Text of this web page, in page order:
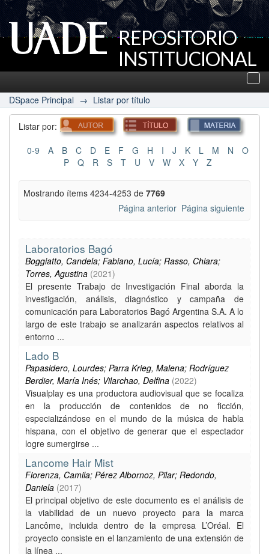
REPOSITORIO
INSTITUCIONAL
UADE
DSpace Principal → Listar por título
Listar por:
0-9 A B C D E F G H I J K L M N
O
P
Q R S T U V W X Y Z
Mostrando ítems 4234-4253 de 7769
Página anterior Página siguiente
Laboratorios Bagó
Boggiatto, Candela; Fabiano, Lucía; Rasso, Chiara;
Torres, Agustina (2021)
El presente Trabajo de Investigación Final aborda la
investigación, análisis, diagnóstico y campaña de
comunicación para Laboratorios Bagó Argentina S.A. A lo
largo de este trabajo se analizarán aspectos relativos al
entorno ...
Lado B
Papasidero, Lourdes; Parra Krieg, Malena; Rodríguez
Berdier, María Inés; Vilarchao, Delfina (2022)
Visualplay es una productora audiovisual que se focaliza
en la producción de contenidos de no ficción,
especializándose en el mundo de la música de habla
hispana, con el objetivo de generar que el espectador
logre sumergirse ...
Lancome Hair Mist
Fiorenza, Camila; Pérez Albornoz, Pilar; Redondo,
Daniela (2017)
El principal objetivo de este documento es el análisis de
la viabilidad de un nuevo proyecto para la marca
Lancôme, incluida dentro de la empresa L’Oréal. El
proyecto consiste en el lanzamiento de una extensión de
la línea ...